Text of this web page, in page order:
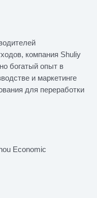
компания Shuliy
богатый опыт в
и маркетинге
для переработки
Economic